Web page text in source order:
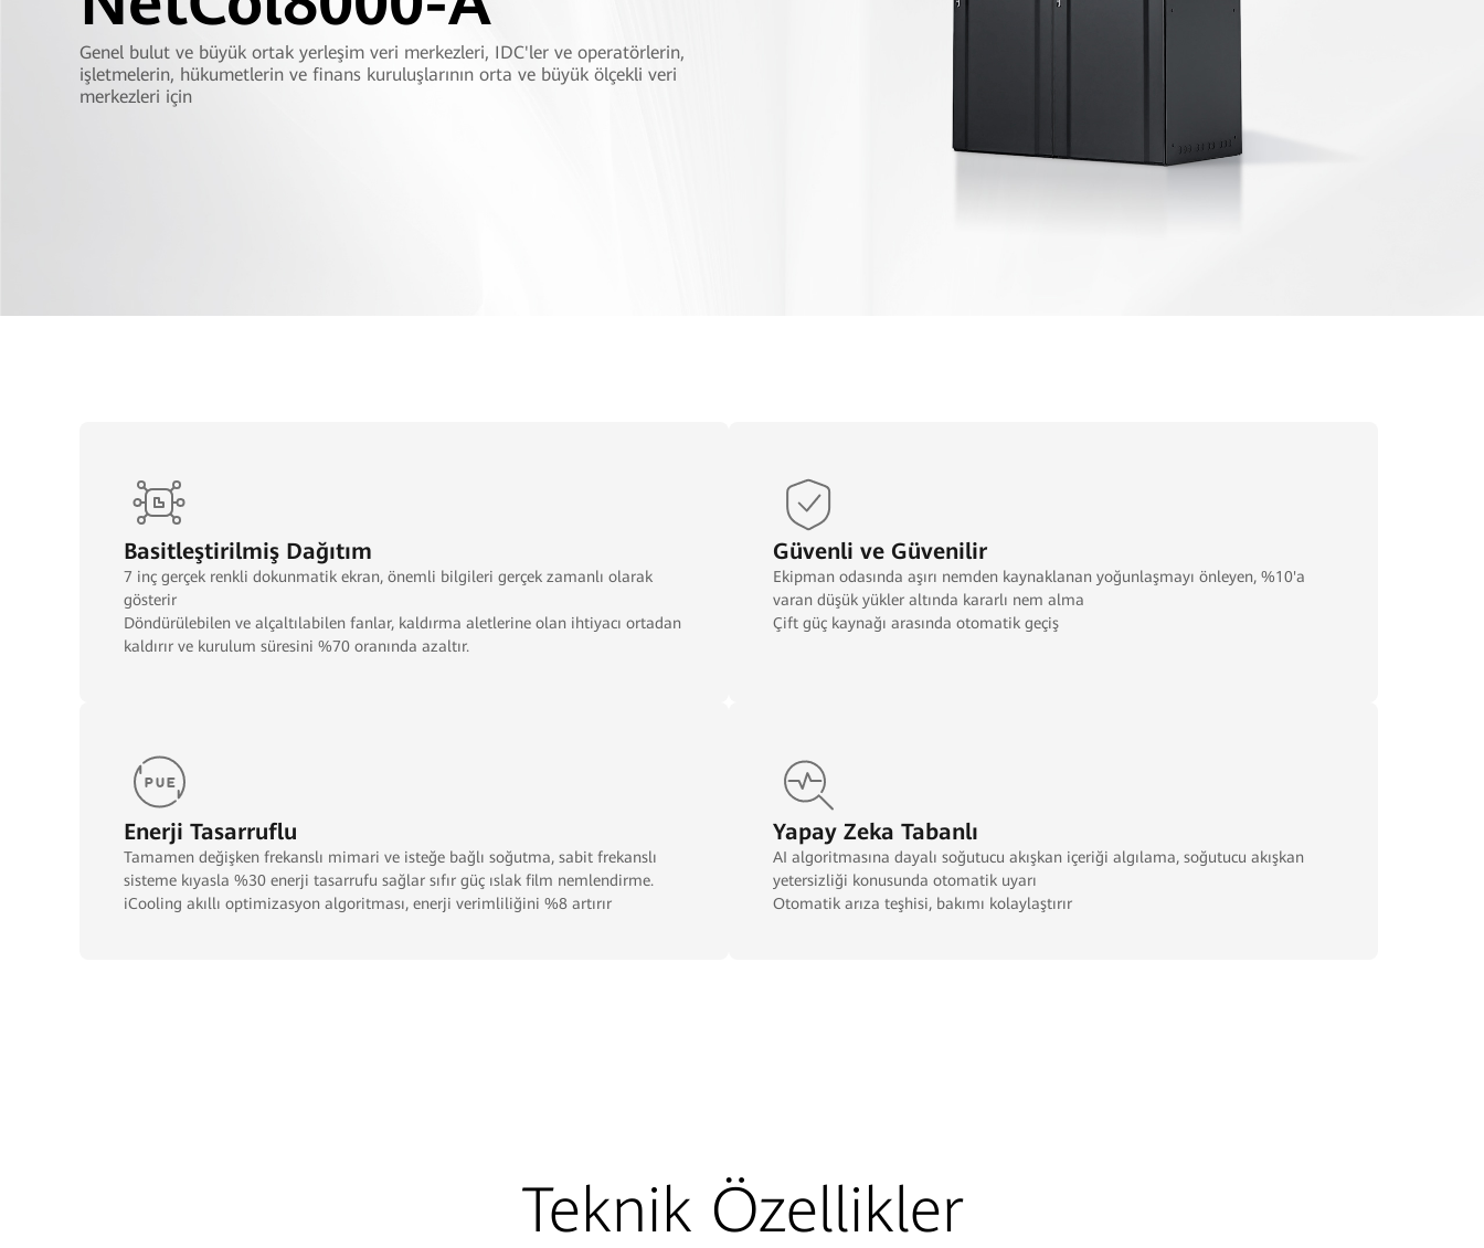
Genel bulut ve büyük ortak yerleşim veri merkezleri, IDC'ler ve operatörlerin,
işletmelerin, hükumetlerin ve finans kuruluşlarının orta ve büyük ölçekli veri
merkezleri için
Basitleştirilmiş Dağıtım
7 inç gerçek renkli dokunmatik ekran, önemli bilgileri gerçek zamanlı olarak
gösterir
Döndürülebilen ve alçaltılabilen fanlar, kaldırma aletlerine olan ihtiyacı ortadan
kaldırır ve kurulum süresini %70 oranında azaltır.
Güvenli ve Güvenilir
Ekipman odasında aşırı nemden kaynaklanan yoğunlaşmayı önleyen, %10'a
varan düşük yükler altında kararlı nem alma
Çift güç kaynağı arasında otomatik geçiş
Enerji Tasarruflu
Tamamen değişken frekanslı mimari ve isteğe bağlı soğutma, sabit frekanslı
sisteme kıyasla %30 enerji tasarrufu sağlar sıfır güç ıslak film nemlendirme.
iCooling akıllı optimizasyon algoritması, enerji verimliliğini %8 artırır
Yapay Zeka Tabanlı
AI algoritmasına dayalı soğutucu akışkan içeriği algılama, soğutucu akışkan
yetersizliği konusunda otomatik uyarı
Otomatik arıza teşhisi, bakımı kolaylaştırır
Teknik Özellikler